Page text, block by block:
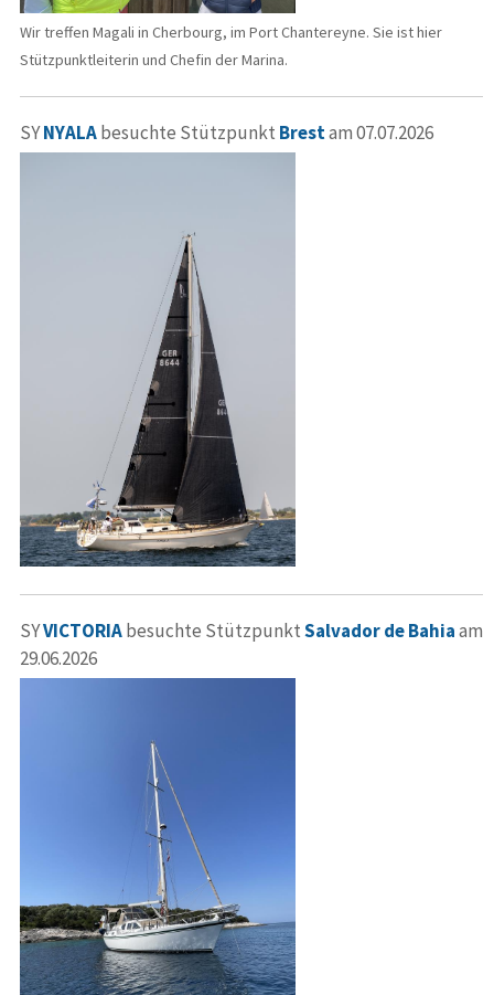
Wir treffen Magali in Cherbourg, im Port Chantereyne. Sie ist hier
Stützpunktleiterin und Chefin der Marina.
SYNYALAbesuchte Stützpunkt Brestam 07.07.2026
SYVICTORIAbesuchte StützpunktSalvador de Bahiaam
29.06.2026